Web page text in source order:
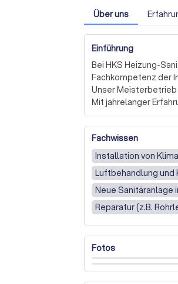
Über uns
Einführung
Bei HKS Heizung-
Fachkompetenz der
Unser Meisterbetrieb
Mit jahrelanger
Technologien und
Unser Angebot
bestehender
umweltfreundliche
sondern auch dazu
bis hin zu
Ihre Bedürfnisse.
Die Zufriedenheit
individuellen
Optionen. Unser Ziel
fühlen können.
Fachwissen
Installation von
Luftbehandlung und
Neue Sanitäranlage
Reparatur (z.B.
Fotos